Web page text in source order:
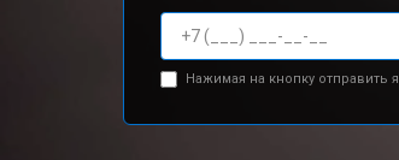
Нажимая на кнопку отправить